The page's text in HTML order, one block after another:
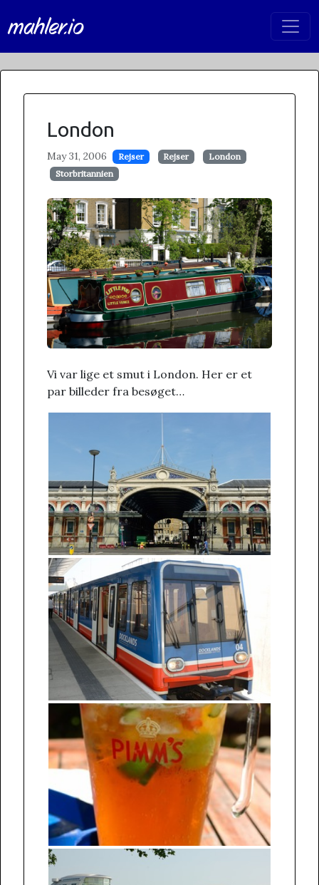
mahler.io
London
May 31, 2006 Rejser Rejser
London
Storbritannien
Vi var lige et smut i London. Her er et
par billeder fra besøget…